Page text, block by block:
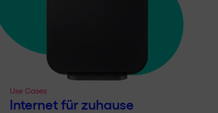
Use Cases
Internet für zuhause